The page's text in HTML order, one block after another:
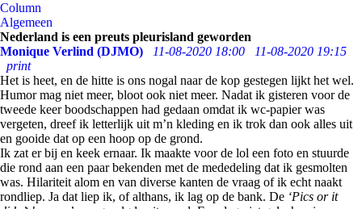
Column
Algemeen
Nederland is een preuts pleurisland geworden
Monique Verlind (DJMO)
11-08-2020 18:00
11-08-2020 19:15
print
Het is heet, en de hitte is ons nogal naar de kop gestegen lijkt het wel.
Humor mag niet meer, bloot ook niet meer. Nadat ik gisteren voor de
tweede keer boodschappen had gedaan omdat ik wc-papier was
vergeten, dreef ik letterlijk uit m’n kleding en ik trok dan ook alles uit
en gooide dat op een hoop op de grond.
Ik zat er bij en keek ernaar. Ik maakte voor de lol een foto en stuurde
die rond aan een paar bekenden met de mededeling dat ik gesmolten
was. Hilariteit alom en van diverse kanten de vraag of ik echt naakt
rondliep. Ja dat liep ik, of althans, ik lag op de bank. De ‘Pics or it